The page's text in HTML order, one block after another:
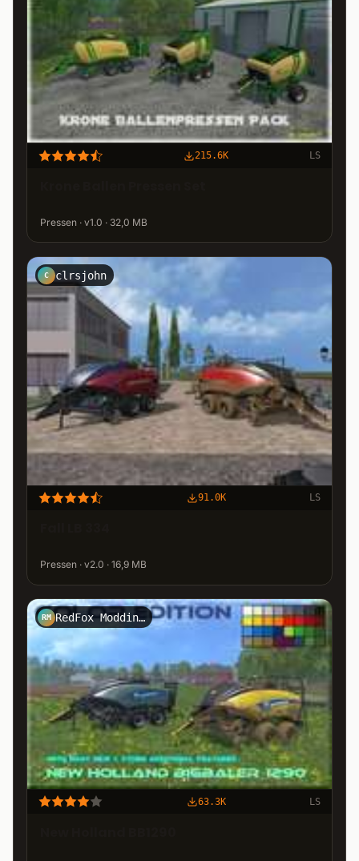
215.6K LS
Pressen · v1.0 · 32,0 MB
C clrsjohn
91.0K LS
Pressen · v2.0 · 16,9 MB
RM RedFox Modding Crew
63.3K LS